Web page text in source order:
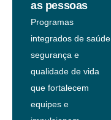
as pessoas
Programas
integrados de saúde,
segurança e
qualidade de vida
que fortalecem
equipes e